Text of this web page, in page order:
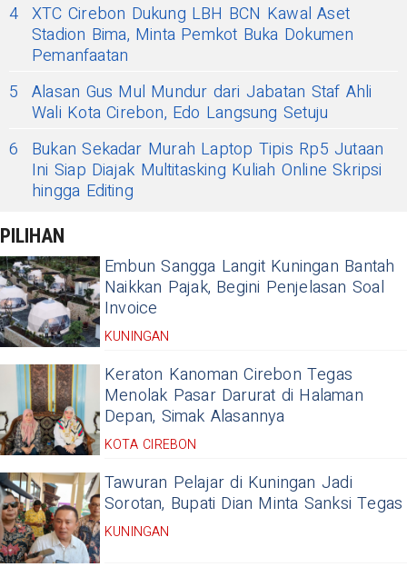
4 XTC Cirebon Dukung LBH BCN Kawal Aset
Stadion Bima, Minta Pemkot Buka Dokumen
Pemanfaatan
5 Alasan Gus Mul Mundur dari Jabatan Staf Ahli
Wali Kota Cirebon, Edo Langsung Setuju
6
Bukan Sekadar Murah Laptop Tipis Rp5 Jutaan
Ini Siap Diajak Multitasking Kuliah Online Skripsi
hingga Editing
PILIHAN
Embun Sangga Langit Kuningan Bantah
Naikkan Pajak, Begini Penjelasan Soal
Invoice
KUNINGAN
Keraton Kanoman Cirebon Tegas
Menolak Pasar Darurat di Halaman
Depan, Simak Alasannya
KOTA CIREBON
Tawuran Pelajar di Kuningan Jadi
Sorotan, Bupati Dian Minta Sanksi Tegas
KUNINGAN